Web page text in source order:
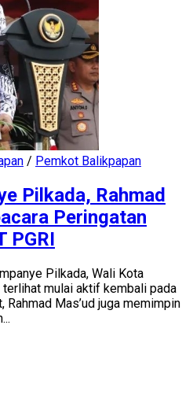
/ Pemkot Balikpapan
Pilkada, Rahmad
Peringatan
PGRI
Pilkada, Wali Kota
terlihat mulai aktif kembali pada
Mas’ud juga memimpin